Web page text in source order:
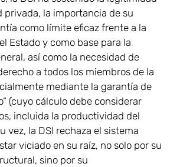
privada, la importancia de su
como límite eficaz frente a la
Estado y como base para la
así como la necesidad de
a todos los miembros de la
mediante la garantía de
(cuyo cálculo debe considerar
incluida la productividad del
vez, la DSI rechaza el sistema
viciado en su raíz, no solo por su
sino por su